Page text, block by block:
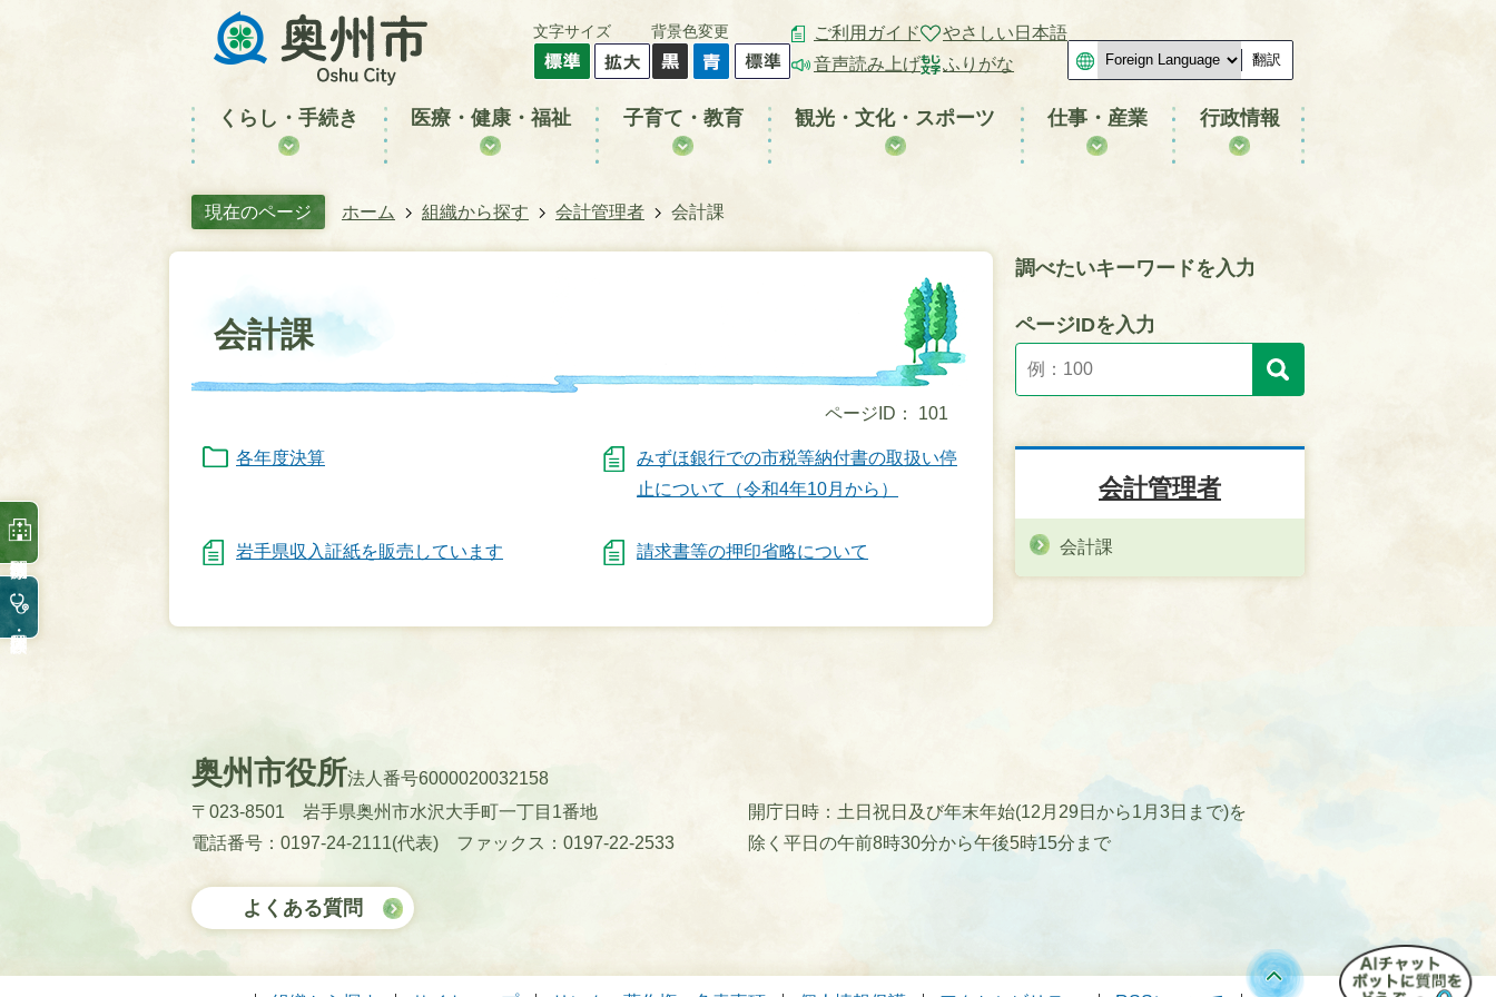
文字サイズ 背景色変更
ご利用ガイド
音声読み上げ
やさしい日本語
ふりがな
翻訳
くらし・手続き 医療・健康・福祉 子育て・教育 観光・文化・スポーツ 仕事・産業 行政情報
現在のページ ホーム 組織から探す 会計管理者 会計課
会計課
ページID： 101
各年度決算
みずほ銀行での市税等納付書の取扱い停
止について（令和4年10月から）
岩手県収入証紙を販売しています 請求書等の押印省略について
調べたいキーワードを入力
ページIDを入力
会計管理者
会計課
奥州市役所法人番号6000020032158
〒023-8501 岩手県奥州市水沢大手町一丁目1番地
電話番号：0197-24-2111(代表)
ファックス：0197-22-2533
開庁日時：土日祝日及び年末年始(12月29日から1月3日まで)を
除く平日の午前8時30分から午後5時15分まで
よくある質問